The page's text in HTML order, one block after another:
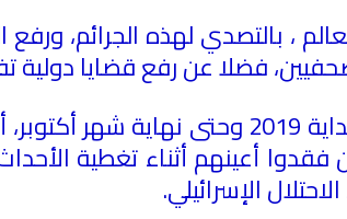
، بالتصدي لهذه الجرائم،
فضلا عن رفع قضايا دولية
الإسرائيلي.